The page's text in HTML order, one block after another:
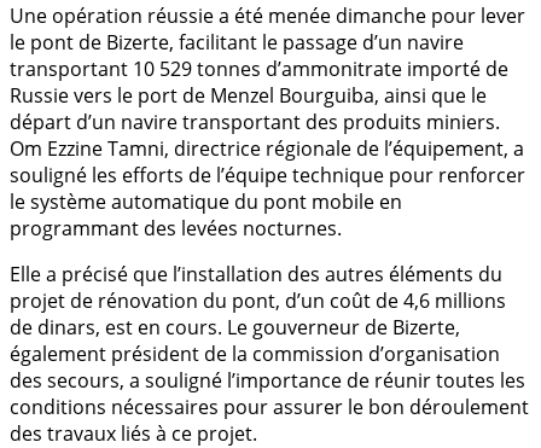
Une opération réussie a été menée dimanche pour lever
le pont de Bizerte, facilitant le passage d’un navire
transportant 10 529 tonnes d’ammonitrate importé de
Russie vers le port de Menzel Bourguiba, ainsi que le
départ d’un navire transportant des produits miniers.
Om Ezzine Tamni, directrice régionale de l’équipement, a
souligné les efforts de l’équipe technique pour renforcer
le système automatique du pont mobile en
programmant des levées nocturnes.
Elle a précisé que l’installation des autres éléments du
projet de rénovation du pont, d’un coût de 4,6 millions
de dinars, est en cours. Le gouverneur de Bizerte,
également président de la commission d’organisation
des secours, a souligné l’importance de réunir toutes les
conditions nécessaires pour assurer le bon déroulement
des travaux liés à ce projet.